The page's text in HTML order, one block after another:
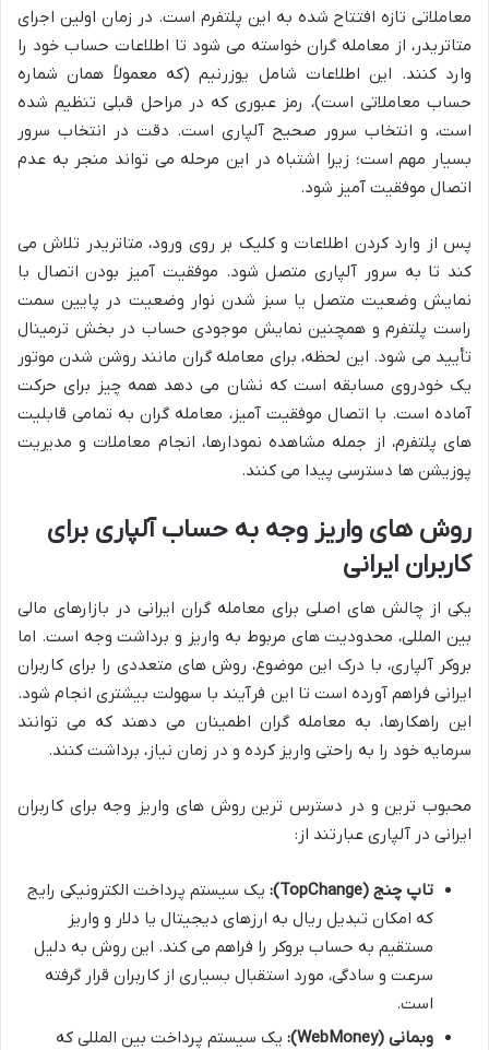
معاملاتی تازه افتتاح شده به این پلتفرم است. در زمان اولین اجرای
متاتریدر، از معامله گران خواسته می شود تا اطلاعات حساب خود را
وارد کنند. این اطلاعات شامل یوزرنیم (که معمولاً همان شماره
حساب معاملاتی است)، رمز عبوری که در مراحل قبلی تنظیم شده
است، و انتخاب سرور صحیح آلپاری است. دقت در انتخاب سرور
بسیار مهم است؛ زیرا اشتباه در این مرحله می تواند منجر به عدم
اتصال موفقیت آمیز شود.
پس از وارد کردن اطلاعات و کلیک بر روی ورود، متاتریدر تلاش می
کند تا به سرور آلپاری متصل شود. موفقیت آمیز بودن اتصال با
نمایش وضعیت متصل یا سبز شدن نوار وضعیت در پایین سمت
راست پلتفرم و همچنین نمایش موجودی حساب در بخش ترمینال
تأیید می شود. این لحظه، برای معامله گران مانند روشن شدن موتور
یک خودروی مسابقه است که نشان می دهد همه چیز برای حرکت
آماده است. با اتصال موفقیت آمیز، معامله گران به تمامی قابلیت
های پلتفرم، از جمله مشاهده نمودارها، انجام معاملات و مدیریت
پوزیشن ها دسترسی پیدا می کنند.
روش های واریز وجه به حساب آلپاری برای
کاربران ایرانی
یکی از چالش های اصلی برای معامله گران ایرانی در بازارهای مالی
بین المللی، محدودیت های مربوط به واریز و برداشت وجه است. اما
بروکر آلپاری، با درک این موضوع، روش های متعددی را برای کاربران
ایرانی فراهم آورده است تا این فرآیند با سهولت بیشتری انجام شود.
این راهکارها، به معامله گران اطمینان می دهند که می توانند
سرمایه خود را به راحتی واریز کرده و در زمان نیاز، برداشت کنند.
محبوب ترین و در دسترس ترین روش های واریز وجه برای کاربران
ایرانی در آلپاری عبارتند از:
تاپ چنج (TopChange):
یک سیستم پرداخت الکترونیکی رایج
که امکان تبدیل ریال به ارزهای دیجیتال یا دلار و واریز
مستقیم به حساب بروکر را فراهم می کند. این روش به دلیل
سرعت و سادگی، مورد استقبال بسیاری از کاربران قرار گرفته
است.
وبمانی (WebMoney):
یک سیستم پرداخت بین المللی که